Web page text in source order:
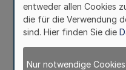
entweder allen Cookies
die für die Verwendung
sind. Hier finden Sie die
Nur notwendige